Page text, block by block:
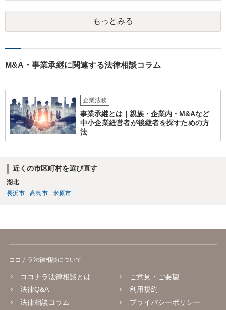
もっとみる
M&A・事業承継に関連する法律相談コラム
企業法務
事業承継とは｜親族・企業内・M&Aなど
中小企業経営者が後継者を探すための方
法
近くの市区町村を選び直す
湖北
長浜市
高島市 米原市
ココナラ法律相談について
ココナラ法律相談とは
法律Q&A
法律相談コラム
ご意見・ご要望
利用規約
プライバシーポリシー